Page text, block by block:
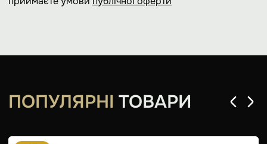
ПОПУЛЯРНІ ТОВАРИ